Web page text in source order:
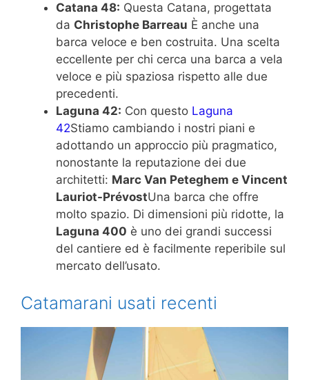
Catana 48: Questa Catana, progettata
da Christophe Barreau È anche una
barca veloce e ben costruita. Una scelta
eccellente per chi cerca una barca a vela
veloce e più spaziosa rispetto alle due
precedenti.
Laguna 42: Con questo Laguna
42Stiamo cambiando i nostri piani e
adottando un approccio più pragmatico,
nonostante la reputazione dei due
architetti: Marc Van Peteghem e Vincent
Lauriot-PrévostUna barca che offre
molto spazio. Di dimensioni più ridotte, la
Laguna 400 è uno dei grandi successi
del cantiere ed è facilmente reperibile sul
mercato dell’usato.
Catamarani usati recenti